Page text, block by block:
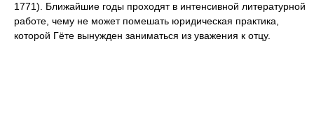
1771). Ближайшие годы проходят в интенсивной литературной
работе, чему не может помешать юридическая практика,
которой Гёте вынужден заниматься из уважения к отцу.